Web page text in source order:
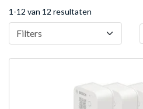
1-12 van 12 resultaten
Filters